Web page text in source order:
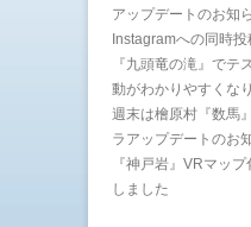
アップデートのお知
Instagramへの同時
『九頭竜の滝』でテ
動がわかりやすくな
週末は檜原村『数馬
ラアップデートのお
『神戸岩』VRマッ
しました